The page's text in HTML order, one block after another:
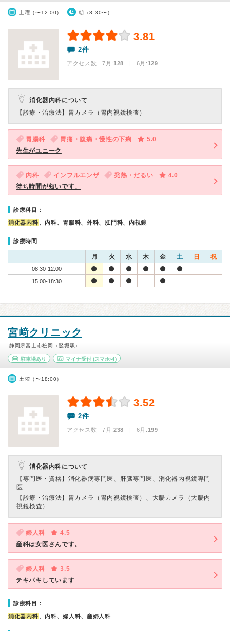
土曜（〜12:00） 朝（8:30〜）
3.81
2件
アクセス数 7月:128 | 6月:129
消化器内科について
【診療・治療法】 胃カメラ（胃内視鏡検査）
胃腸科 胃痛・腹痛・慢性の下痢
5.0
先生がユニーク
内科 インフルエンザ 発熱・だるい
4.0
待ち時間が短いです。
診療科目：
消化器内科 、内科、胃腸科、外科、肛門科、内視鏡
診療時間
月 火 水 木 金 土 日 祝
08:30-12:00
15:00-18:30
宮﨑クリニック
静岡県富士市松岡（竪堀駅）
駐車場あり マイナ受付(スマホ可)
土曜（〜18:00）
3.52
2件
アクセス数 7月:238 | 6月:199
消化器内科について
【専門医・資格】 消化器病専門医、肝臓専門医、消化器内視鏡専門
医
【診療・治療法】 胃カメラ（胃内視鏡検査）、大腸カメラ（大腸内
視鏡検査）
婦人科
4.5
産科は女医さんです。
婦人科
3.5
テキパキしています
診療科目：
消化器内科 、内科、婦人科、産婦人科